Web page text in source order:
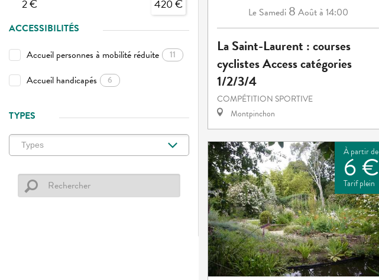
2 € 420 €
ACCESSIBILITÉS
Accueil personnes à mobilité réduite
11
Accueil handicapés 6
TYPES
Le Samedi 8 Aoûtà 14:00
La Saint-Laurent : courses
cyclistes Access catégories
1/2/3/4
COMPÉTITION SPORTIVE
Montpinchon
À partir de
6 €
Tarif plein